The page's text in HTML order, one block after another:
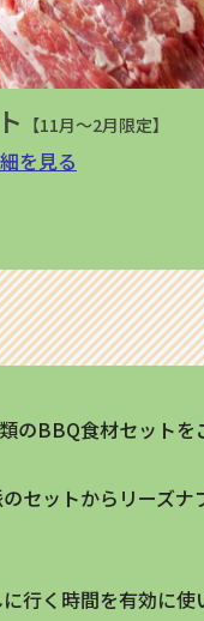
【11月～2月限定】
を見る
BBQ食材セットを
セットからリーズ
行く時間を有効に使